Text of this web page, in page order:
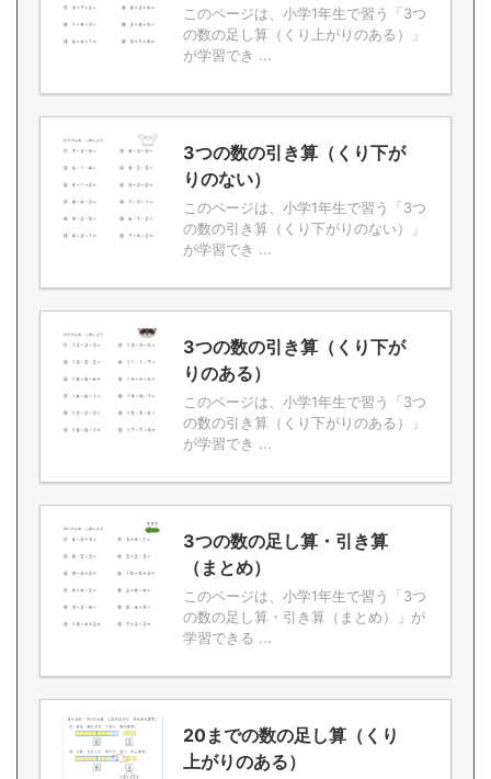
このページは、小学1年生で習う「3つ
の数の足し算（くり上がりのある）」
が学習でき ...
3つの数の引き算（くり下が
りのない）
このページは、小学1年生で習う「3つ
の数の引き算（くり下がりのない）」
が学習でき ...
3つの数の引き算（くり下が
りのある）
このページは、小学1年生で習う「3つ
の数の引き算（くり下がりのある）」
が学習でき ...
3つの数の足し算・引き算
（まとめ）
このページは、小学1年生で習う「3つ
の数の足し算・引き算（まとめ）」が
学習できる ...
20までの数の足し算（くり
上がりのある）